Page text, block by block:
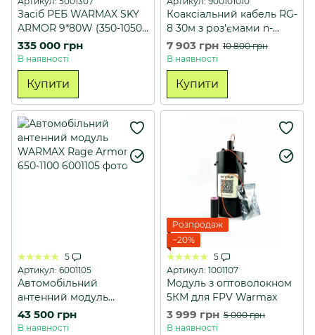
Засіб РЕБ WARMAX SKY
ARMOR 9*80W (350-1050
МГц, 2.4, 5.8 G)
Кодифіковано
335 000 грн
В наявності
Купити
Коаксіальний кабель RG-
8 30м з роз'ємами n-
type/QMA
7 903 грн 10 800 грн
В наявності
Купити
5
Артикул: 6001105
Автомобільний
антенний модуль
WARMAX Rage Armor
650-1100
43 500 грн
В наявності
Розпродаж
−20%
5
Артикул: 1001107
Модуль з оптоволокном
5КМ для FPV Warmax
3 999 грн 5 000 грн
В наявності